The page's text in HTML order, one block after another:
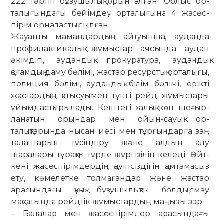
талығындағы бейім­деу орталығына 4 жасөс­
пірім орналас­тырылған.
Жауапты мамандардың айтуынша, ау­данда
профилактикалық жұмыстар аясын­да аудан
әкімдігі, аудандық про­куратура, аудандық
қоғамдық даму бө­лімі, жастар ресурстық орталығы,
по­ли­ция бөлімі, аудандық білім бөлімі, ерікті
жастардың қатысуымен түнгі рейд жұ­мыстары
ұйымдастырылады. Кенттегі ха­лық көп шо­ғыр­
ланатын орындар мен ойын-сауық ор­
талықтарында нысан иесі мен тұр­ғын­дарға заң
талаптарын тү­сінді­ру және алдын алу
шаралары тұрақты түрде жүргізіліп келеді. Өйт­
кені жасөс­пірімдердің қауіпсіздігін қамта­масыз
ету, кәмелетке толмағандар және жас­тар
арасындағы құқық бұзу­шылықты болдырмау
мақсатында рейд­тік жұмыс­тардың маңызы зор.
– Балалар мен жасөспірімдер ара­сындағы